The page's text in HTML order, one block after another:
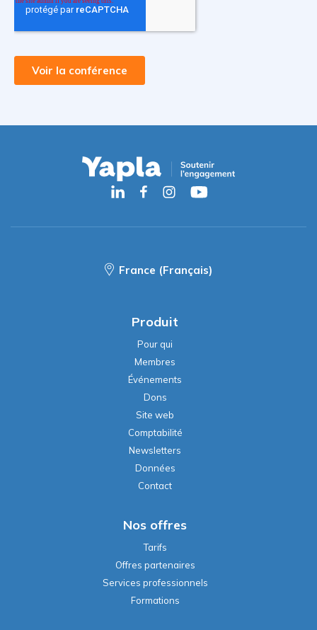
France (Français)
Produit
Pour qui
Membres
Événements
Dons
Site web
Comptabilité
Newsletters
Données
Contact
Nos offres
Tarifs
Offres partenaires
Services professionnels
Formations